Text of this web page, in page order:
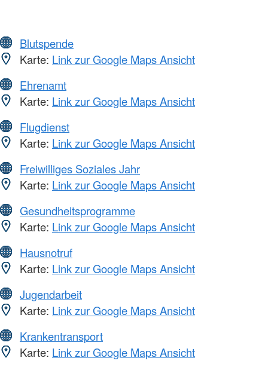
Blutspende
Karte: Link zur Google Maps Ansicht
Ehrenamt
Karte: Link zur Google Maps Ansicht
Flugdienst
Karte: Link zur Google Maps Ansicht
Freiwilliges Soziales Jahr
Karte: Link zur Google Maps Ansicht
Gesundheitsprogramme
Karte: Link zur Google Maps Ansicht
Hausnotruf
Karte: Link zur Google Maps Ansicht
Jugendarbeit
Karte: Link zur Google Maps Ansicht
Krankentransport
Karte: Link zur Google Maps Ansicht